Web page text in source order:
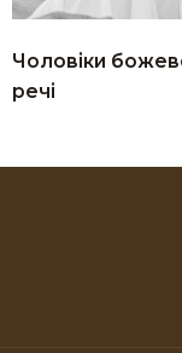
Чоловіки
речі